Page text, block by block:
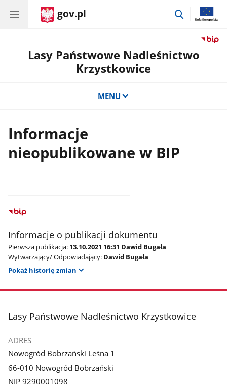
gov.pl
przejdź
Lasy Państwowe Nadleśnictwo
Krzystkowice
MENU
Informacje
nieopublikowane w BIP
Informacje o publikacji dokumentu
Pierwsza publikacja: 13.10.2021 16:31 Dawid Bugała
Wytwarzający/ Odpowiadający: Dawid Bugała
Pokaż historię zmian
stopka
Lasy Państwowe Nadleśnictwo Krzystkowice
ADRES
Nowogród Bobrzański Leśna 1
66-010 Nowogród Bobrzański
NIP 9290001098